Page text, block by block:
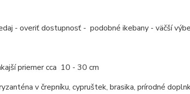
- overiť dostupnosť - podobné ikebany - väčší
priemer cca 10 - 30 cm
v črepníku, cypruštek, brasika, prírodné